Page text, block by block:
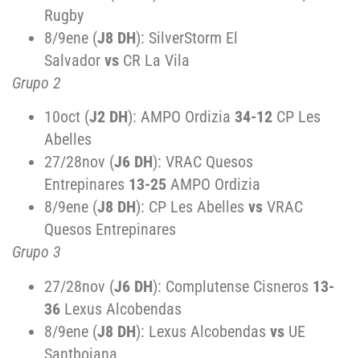
Rugby
8/9ene (J8 DH): SilverStorm El
Salvador vs CR La Vila
Grupo 2
10oct (J2 DH): AMPO Ordizia 34-12 CP Les
Abelles
27/28nov (J6 DH): VRAC Quesos
Entrepinares 13-25 AMPO Ordizia
8/9ene (J8 DH): CP Les Abelles vs VRAC
Quesos Entrepinares
Grupo 3
27/28nov (J6 DH): Complutense Cisneros 13-
36 Lexus Alcobendas
8/9ene (J8 DH): Lexus Alcobendas vs UE
Santboiana